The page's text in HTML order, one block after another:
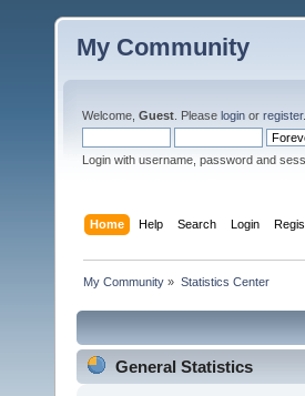
My Community
Welcome, Guest . Please login or register.
Login with username, password and
Home Help Search Login
My Community » Statistics Center
General Statistics